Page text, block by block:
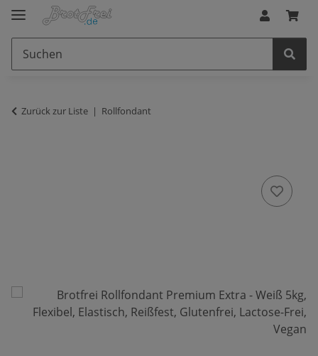
Zurück zur Liste Rollfondant